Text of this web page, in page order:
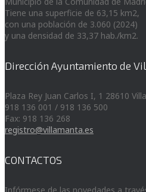
Tiene una superficie de 63,15 km2,
con una población de 3.060 (2024)
y una densidad de 33,37 hab./km2.
Dirección Ayuntamiento de
Plaza Rey Juan Carlos I, 1 28610
918 136 001 / 918 136 500
Fax: 918 136 268
registro@villamanta.es
CONTACTOS